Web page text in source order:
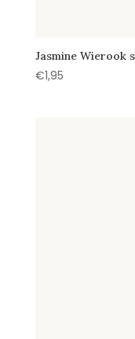
Jasmine Wierook
€1,95